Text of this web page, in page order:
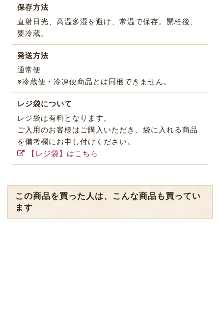
保存方法
直射日光、高温多湿を避け、常温で保存。開栓後、
要冷蔵。
発送方法
通常便
※冷蔵便・冷凍便商品とは同梱できません。
レジ袋について
レジ袋は有料となります。
ご入用のお客様はご購入いただき、袋に入れる商品
を備考欄にお申し付けください。
【レジ袋】はこちら
この商品を買った人は、こんな商品も買ってい
ます